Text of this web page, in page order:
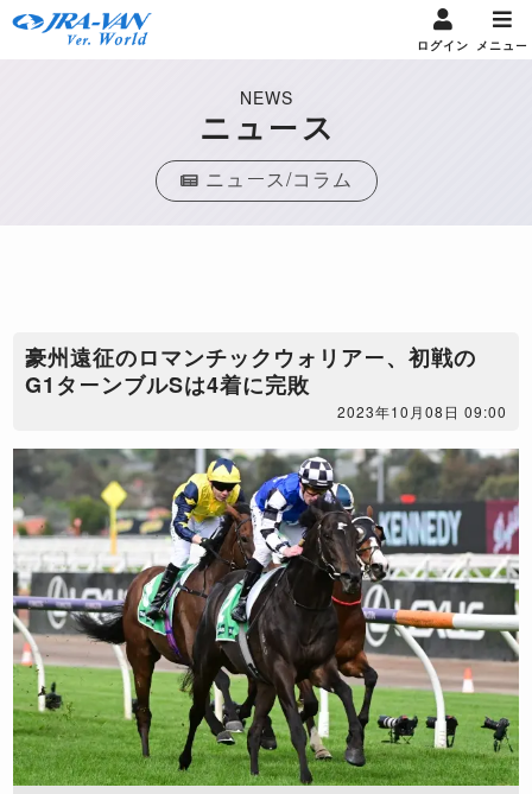
ログイン メニュー
NEWS
ニュース
ニュース/コラム
豪州遠征のロマンチックウォリアー、初戦の
G1ターンブルSは4着に完敗
2023年10月08日 09:00